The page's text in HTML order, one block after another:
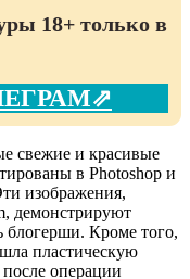
18+ только в
свежие и красивые
в Photoshop и
изображения,
демонстрируют
блогерши. Кроме того,
пластическую
операции